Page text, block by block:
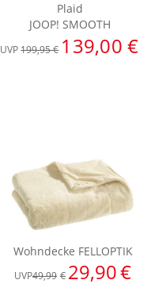
Plaid
JOOP! SMOOTH
UVP199,95 € 139,00 €